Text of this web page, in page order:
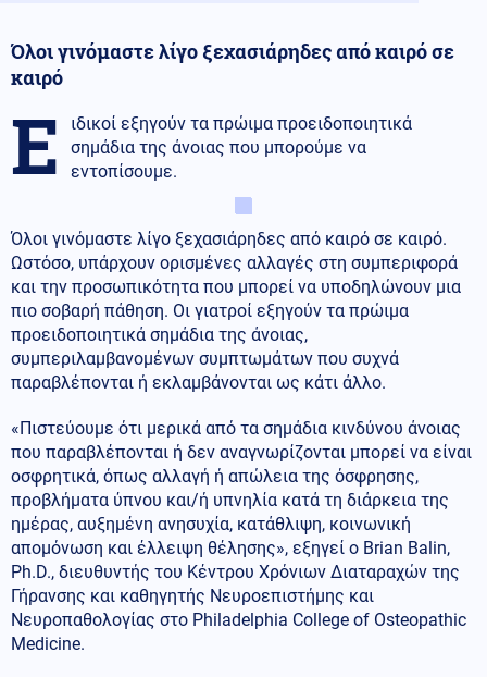
Όλοι γινόμαστε λίγο ξεχασιάρηδες από καιρό σε
καιρό
Ε
ιδικοί εξηγούν τα πρώιμα προειδοποιητικά
σημάδια της άνοιας που μπορούμε να
εντοπίσουμε.
Όλοι γινόμαστε λίγο ξεχασιάρηδες από καιρό σε καιρό.
Ωστόσο, υπάρχουν ορισμένες αλλαγές στη συμπεριφορά
και την προσωπικότητα που μπορεί να υποδηλώνουν μια
πιο σοβαρή πάθηση. Οι γιατροί εξηγούν τα πρώιμα
προειδοποιητικά σημάδια της άνοιας,
συμπεριλαμβανομένων συμπτωμάτων που συχνά
παραβλέπονται ή εκλαμβάνονται ως κάτι άλλο.
«Πιστεύουμε ότι μερικά από τα σημάδια κινδύνου άνοιας
που παραβλέπονται ή δεν αναγνωρίζονται μπορεί να είναι
οσφρητικά, όπως αλλαγή ή απώλεια της όσφρησης,
προβλήματα ύπνου και/ή υπνηλία κατά τη διάρκεια της
ημέρας, αυξημένη ανησυχία, κατάθλιψη, κοινωνική
απομόνωση και έλλειψη θέλησης», εξηγεί ο Brian Balin,
Ph.D., διευθυντής του Κέντρου Χρόνιων Διαταραχών της
Γήρανσης και καθηγητής Νευροεπιστήμης και
Νευροπαθολογίας στο Philadelphia College of Osteopathic
Medicine.